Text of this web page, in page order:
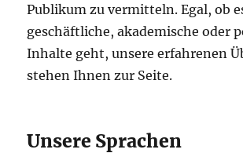
Publikum zu vermitteln. Egal, ob
geschäftliche, akademische oder
Inhalte geht, unsere erfahrenen
stehen Ihnen zur Seite.
Unsere Sprachen